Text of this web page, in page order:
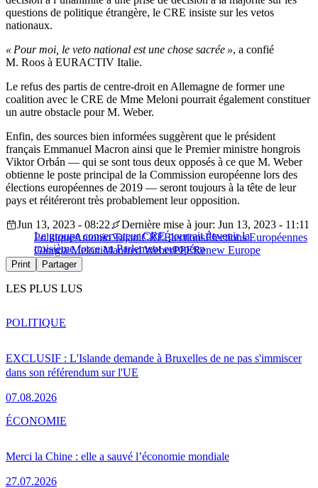
questions de politique étrangère, le CRE insiste sur les vetos
nationaux.
« Pour moi, le veto national est une chose sacrée », a confié
M. Roos à EURACTIV Italie.
Le refus des partis de centre-droit en Allemagne de former une
coalition avec le CRE de Mme Meloni pourrait également constituer
un autre obstacle pour M. Weber.
Enfin, des sources bien informées suggèrent que le président
français Emmanuel Macron ainsi que le Premier ministre hongrois
Viktor Orbán — qui se sont tous deux opposés à ce que M. Weber
obtienne le poste principal de la Commission européenne lors des
élections européennes de 2019 — seront toujours à la tête de leur
pays et réitéreront très probablement leur opposition.
Le groupe conservateur CRE pourrait devenir la
troisième force au Parlement européen
Jun 13, 2023 - 08:22
Dernière mise à jour: Jun 13, 2023 - 11:11
PolitiqueAntonio TajaniCREÉlectionsÉlections Européennes
Giorgia MeloniManfred WeberPPERenew Europe
Print Partager
LES PLUS LUS
EXCLUSIF : L'Islande demande à Bruxelles de ne pas s'immiscer
dans son référendum sur l'UE
07.08.2026
POLITIQUE
Merci la Chine : elle a sauvé l’économie mondiale
27.07.2026
ÉCONOMIE